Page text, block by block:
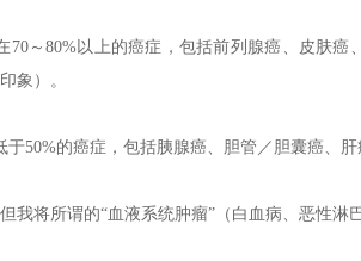
70～80%以上的癌症，包括前列腺癌、皮肤
象）。
于50%的癌症，包括胰腺癌、胆管／胆囊癌、
我将所谓的“血液系统肿瘤”（白血病、恶性淋